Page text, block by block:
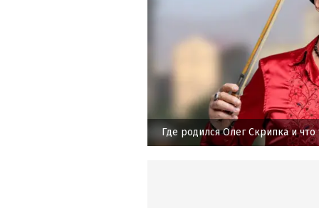
Где родился Олег Скрипка и